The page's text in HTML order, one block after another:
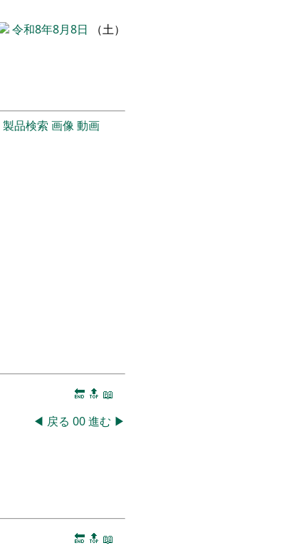
令和8年8月8日 （土）
製品検索 画像動画
🔚 🔝 📖
◀ 戻る 00進む ▶
🔚 🔝 📖